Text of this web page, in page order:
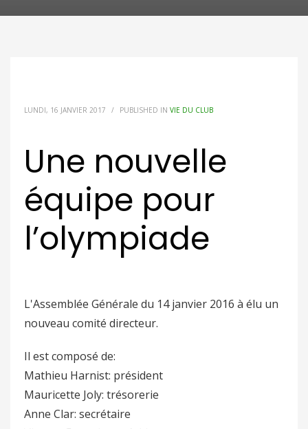
LUNDI, 16 JANVIER 2017 / PUBLISHED IN VIE DU CLUB
Une nouvelle
équipe pour
l’olympiade
L'Assemblée Générale du 14 janvier 2016 à élu un
nouveau comité directeur.
Il est composé de:
Mathieu Harnist: président
Mauricette Joly: trésorerie
Anne Clar: secrétaire